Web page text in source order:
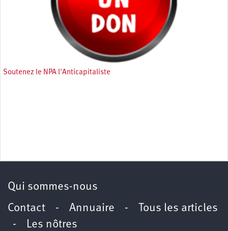
Soutenez le NPA l'Anticapitaliste
Qui sommes-nous
Contact - Annuaire - Tous les articles
-
Les nôtres